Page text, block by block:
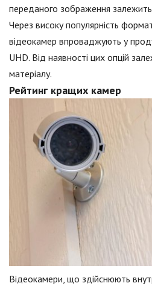
переданого зображення
Через високу популярність
відеокамер впроваджують у
UHD. Від наявності цих опцій
матеріалу.
Рейтинг кращих камер
Відеокамери, що здійснюють